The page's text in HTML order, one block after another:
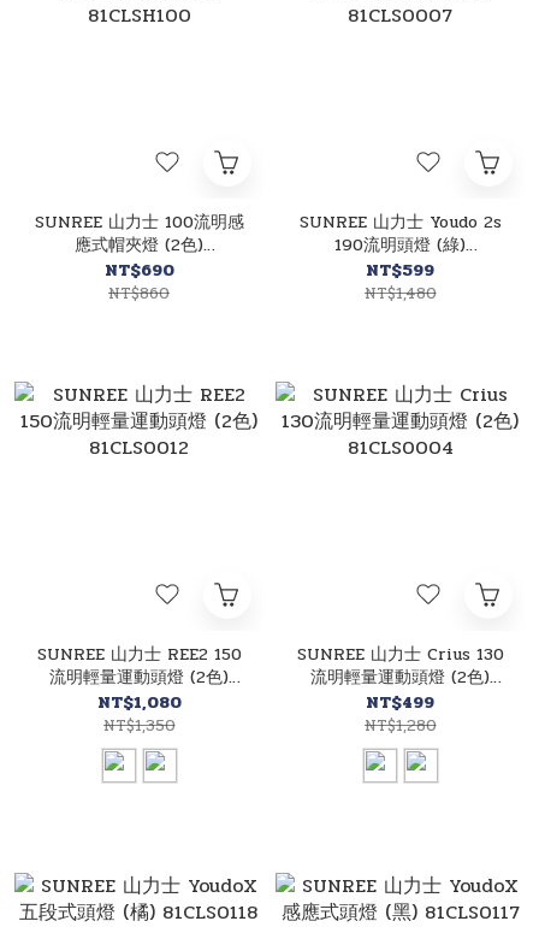
SUNREE 山力士 100流明感
應式帽夾燈 (2色)
81CLSH100
NT$690
NT$860
SUNREE 山力士 Youdo 2s
190流明頭燈 (綠)
81CLS0007
NT$599
NT$1,480
SUNREE 山力士 REE2 150
流明輕量運動頭燈 (2色)
81CLS0012
NT$1,080
NT$1,350
SUNREE 山力士 Crius 130
流明輕量運動頭燈 (2色)
81CLS0004
NT$499
NT$1,280